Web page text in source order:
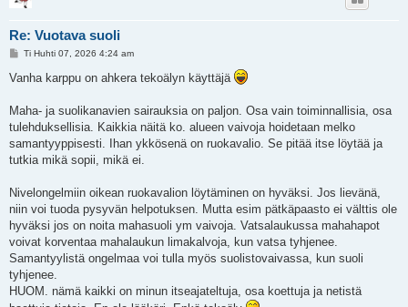
Re: Vuotava suoli
V
e
s
i
Ti Huhti 07, 2026 4:24 am
Vanha karppu on ahkera tekoälyn käyttäjä
Maha- ja suolikanavien sairauksia on paljon. Osa vain toiminnallisia, osa
tulehduksellisia. Kaikkia näitä ko. alueen vaivoja hoidetaan melko
samantyyppisesti. Ihan ykkösenä on ruokavalio. Se pitää itse löytää ja
tutkia mikä sopii, mikä ei.
Nivelongelmiin oikean ruokavalion löytäminen on hyväksi. Jos lievänä,
niin voi tuoda pysyvän helpotuksen. Mutta esim pätkäpaasto ei välttis ole
hyväksi jos on noita mahasuoli ym vaivoja. Vatsalaukussa mahahapot
voivat korventaa mahalaukun limakalvoja, kun vatsa tyhjenee.
Samantyylistä ongelmaa voi tulla myös suolistovaivassa, kun suoli
tyhjenee.
HUOM. nämä kaikki on minun itseajateltuja, osa koettuja ja netistä